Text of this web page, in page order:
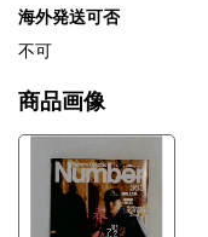
海外発送可否
不可
商品画像